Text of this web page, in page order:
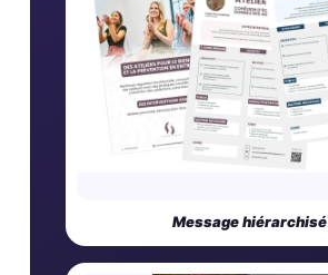
Message hiérarchisé